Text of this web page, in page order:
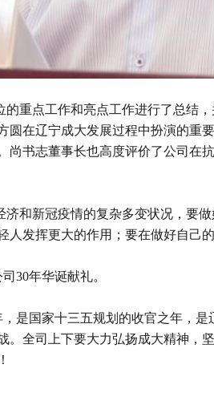
点工作和亮点工作进行了总结
在辽宁成大发展过程中扮演的重
书志董事长也高度评价了公司在
新冠疫情的复杂多变状况，要
发挥更大的作用；要在做好自己
30年华诞献礼。
国家十三五规划的收官之年，是
。全司上下要大力弘扬成大精神，